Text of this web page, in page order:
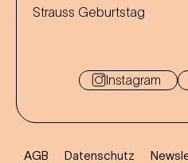
Strauss Geburtstag
Instagram
AGB Datenschutz